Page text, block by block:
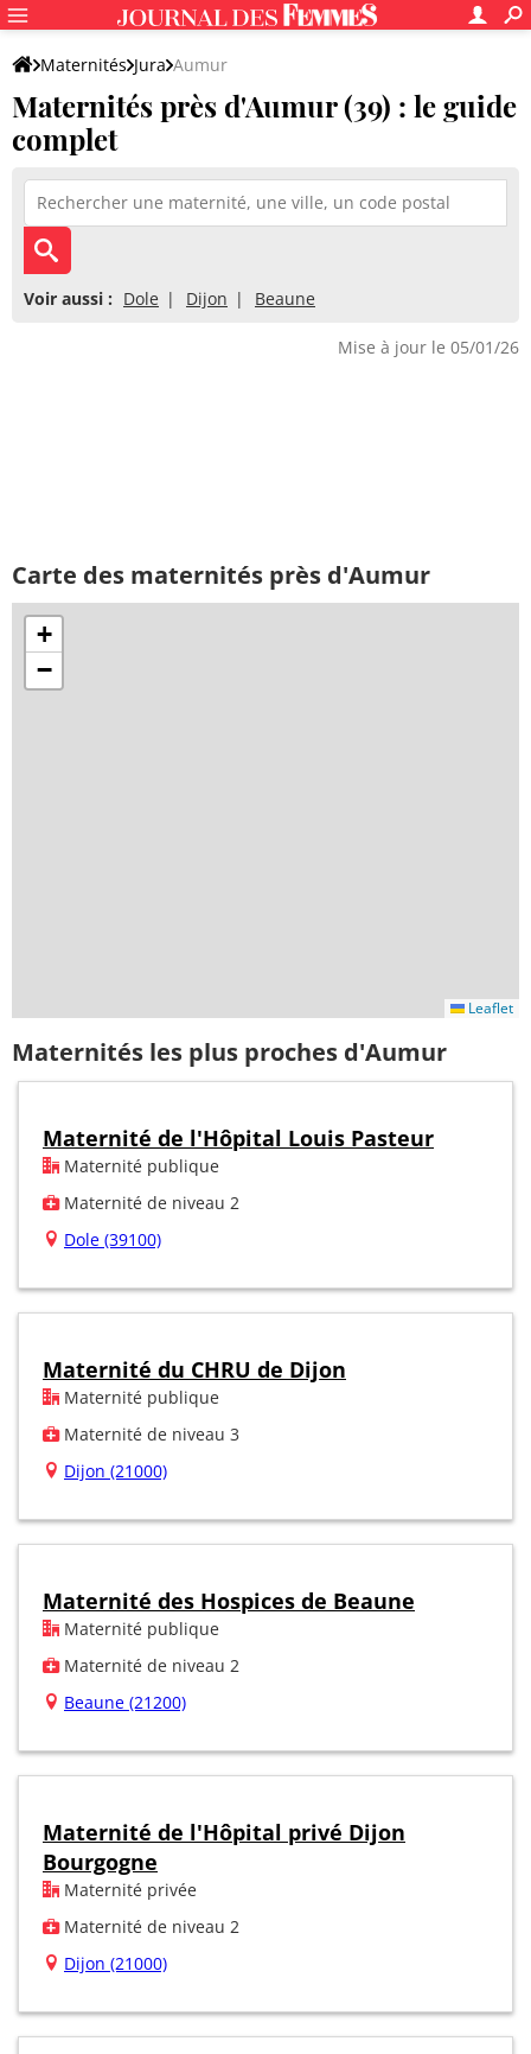
Maternités Jura Aumur
Maternités près d'Aumur (39) : le guide
complet
Voir aussi : Dole Dijon Beaune
Mise à jour le 05/01/26
Carte des maternités près d'Aumur
+
−
Leaflet
Maternités les plus proches d'Aumur
Maternité de l'Hôpital Louis Pasteur
Maternité publique
Maternité de niveau 2
Dole (39100)
Maternité du CHRU de Dijon
Maternité publique
Maternité de niveau 3
Dijon (21000)
Maternité des Hospices de Beaune
Maternité publique
Maternité de niveau 2
Beaune (21200)
Maternité de l'Hôpital privé Dijon
Bourgogne
Maternité privée
Maternité de niveau 2
Dijon (21000)